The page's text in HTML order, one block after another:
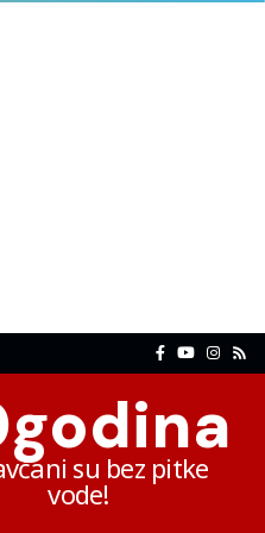
godina
su bez pitke
vode!